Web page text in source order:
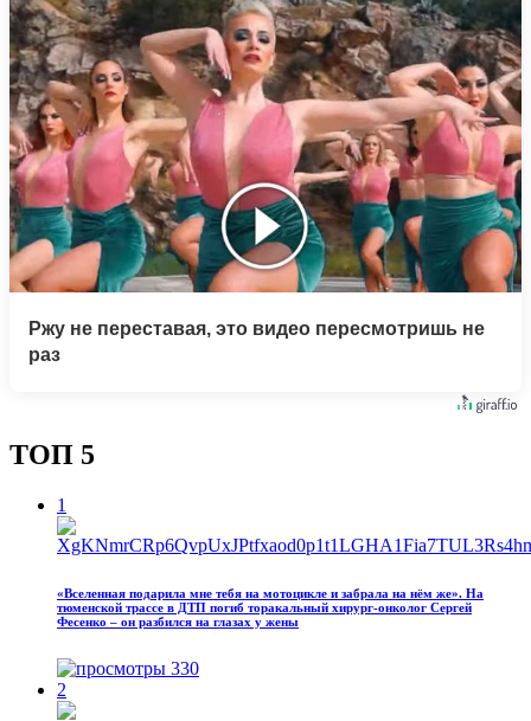
Ржу не переставая, это видео пересмотришь не
раз
ТОП 5
1
«Вселенная подарила мне тебя на мотоцикле и забрала на нём же». На
тюменской трассе в ДТП погиб торакальный хирург-онколог Сергей
Фесенко – он разбился на глазах у жены
330
2